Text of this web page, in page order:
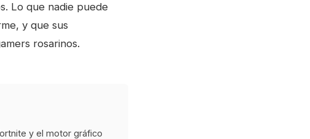
Lo que nadie puede
y que sus
rosarinos.
y el motor gráfico